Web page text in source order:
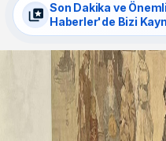
Son Dakika ve
Haberler'de Bizi